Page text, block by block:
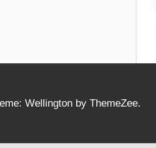
Wellington by ThemeZee.